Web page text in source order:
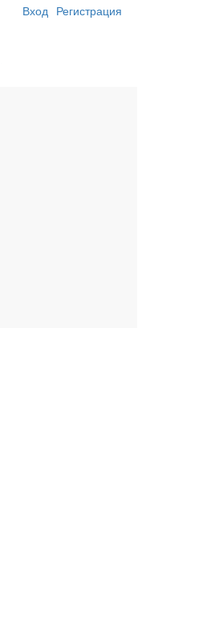
Вход Регистрация